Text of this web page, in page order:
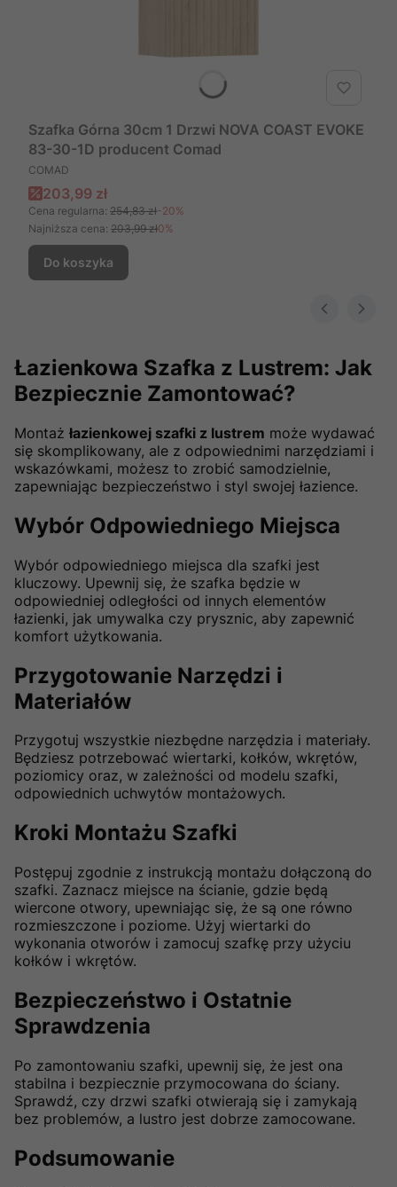
Szafka Górna 30cm 1 Drzwi NOVA COAST EVOKE
83-30-1D producent Comad
PRODUCENT
COMAD
Cena promocyjna
203,99 zł
Cena regularna: 254,83 zł-20%
Najniższa cena: 203,99 zł0%
Do koszyka
Łazienkowa Szafka z Lustrem: Jak
Bezpiecznie Zamontować?
Montaż łazienkowej szafki z lustrem może wydawać
się skomplikowany, ale z odpowiednimi narzędziami i
wskazówkami, możesz to zrobić samodzielnie,
zapewniając bezpieczeństwo i styl swojej łazience.
Wybór Odpowiedniego Miejsca
Wybór odpowiedniego miejsca dla szafki jest
kluczowy. Upewnij się, że szafka będzie w
odpowiedniej odległości od innych elementów
łazienki, jak umywalka czy prysznic, aby zapewnić
komfort użytkowania.
Przygotowanie Narzędzi i
Materiałów
Przygotuj wszystkie niezbędne narzędzia i materiały.
Będziesz potrzebować wiertarki, kołków, wkrętów,
poziomicy oraz, w zależności od modelu szafki,
odpowiednich uchwytów montażowych.
Kroki Montażu Szafki
Postępuj zgodnie z instrukcją montażu dołączoną do
szafki. Zaznacz miejsce na ścianie, gdzie będą
wiercone otwory, upewniając się, że są one równo
rozmieszczone i poziome. Użyj wiertarki do
wykonania otworów i zamocuj szafkę przy użyciu
kołków i wkrętów.
Bezpieczeństwo i Ostatnie
Sprawdzenia
Po zamontowaniu szafki, upewnij się, że jest ona
stabilna i bezpiecznie przymocowana do ściany.
Sprawdź, czy drzwi szafki otwierają się i zamykają
bez problemów, a lustro jest dobrze zamocowane.
Podsumowanie